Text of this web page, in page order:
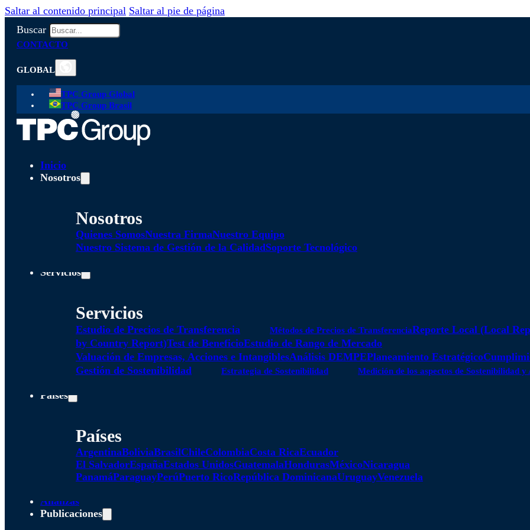
Saltar al contenido principal Saltar al pie de página
Buscar
CONTACTO
GLOBAL
TPC Group Global
TPC Group Brasil
Inicio
Nosotros
Nosotros
Quienes SomosNuestra FirmaNuestro Equipo
Nuestro Sistema de Gestión de la CalidadSoporte Tecnológico
Servicios
Servicios
Estudio de Precios de Transferencia Métodos de Precios de TransferenciaReporte Local (Local
by Country Report)Test de BeneficioEstudio de Rango de Mercado
Valuación de Empresas, Acciones e IntangiblesAnálisis DEMPEPlaneamiento Estratégico
Gestión de Sostenibilidad
Estrategia de Sostenibilidad Medición de los aspectos de Sostenibilidad y
Países
Países
ArgentinaBoliviaBrasilChileColombiaCosta RicaEcuador
El SalvadorEspañaEstados UnidosGuatemalaHondurasMéxicoNicaragua
PanamáParaguayPerúPuerto RicoRepública DominicanaUruguayVenezuela
Alianzas
Publicaciones